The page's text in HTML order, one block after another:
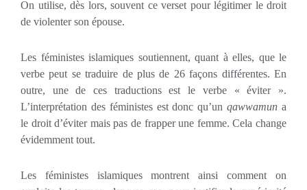
On utilise, dès lors, souvent ce verset pour légitimer le droit
de violenter son épouse.
Les féministes islamiques soutiennent, quant à elles, que le
verbe peut se traduire de plus de 26 façons différentes. En
outre, une de ces traductions est le verbe « éviter ».
L’interprétation des féministes est donc qu’un qawwamun a
le droit d’éviter mais pas de frapper une femme. Cela change
évidemment tout.
Les féministes islamiques montrent ainsi comment on